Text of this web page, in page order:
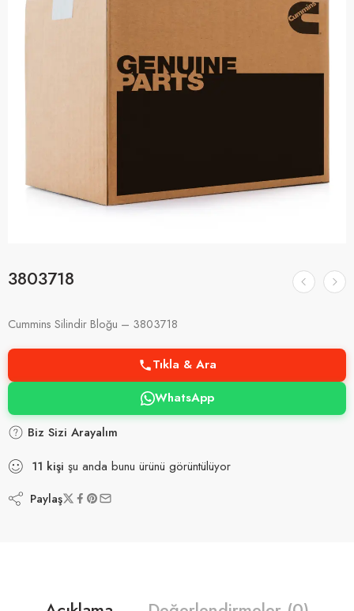
3803718
Cummins Silindir Bloğu – 3803718
Tıkla & Ara
WhatsApp
Biz Sizi Arayalım
11 kişi şu anda bunu ürünü görüntülüyor
Paylaş